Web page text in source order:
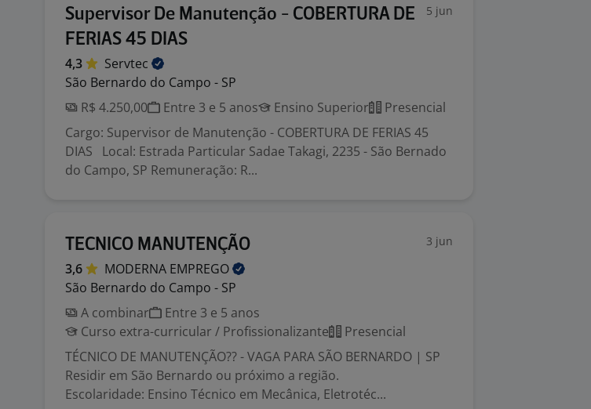
Supervisor De Manutenção - COBERTURA DE
FERIAS 45 DIAS
5 jun
4,3
Servtec
São Bernardo do Campo - SP
R$ 4.250,00
Entre 3 e 5 anos Ensino Superior
Presencial
Cargo: Supervisor de Manutenção - COBERTURA DE FERIAS 45
DIAS Local: Estrada Particular Sadae Takagi, 2235 - São Bernado
do Campo, SP Remuneração: R...
TECNICO MANUTENÇÃO 3 jun
3,6 MODERNA EMPREGO
São Bernardo do Campo - SP
A combinar
Entre 3 e 5 anos
Curso extra-curricular / Profissionalizante
Presencial
TÉCNICO DE MANUTENÇÃO?? - VAGA PARA SÃO BERNARDO | SP
Residir em São Bernardo ou próximo a região.
Escolaridade: Ensino Técnico em Mecânica, Eletrotéc...